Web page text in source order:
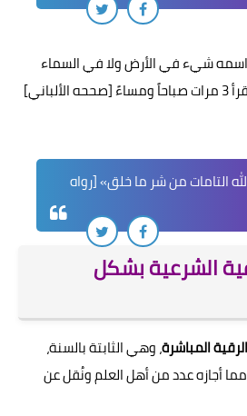
اسمه شيء في الأرض ولا في السماء
التامات من شر ما خلق» [رواه
الشرعية بشكل
الرقية المباشرة، وهي الثابتة بالسنة،
أجازه عدد من أهل العلم ونُقل عن